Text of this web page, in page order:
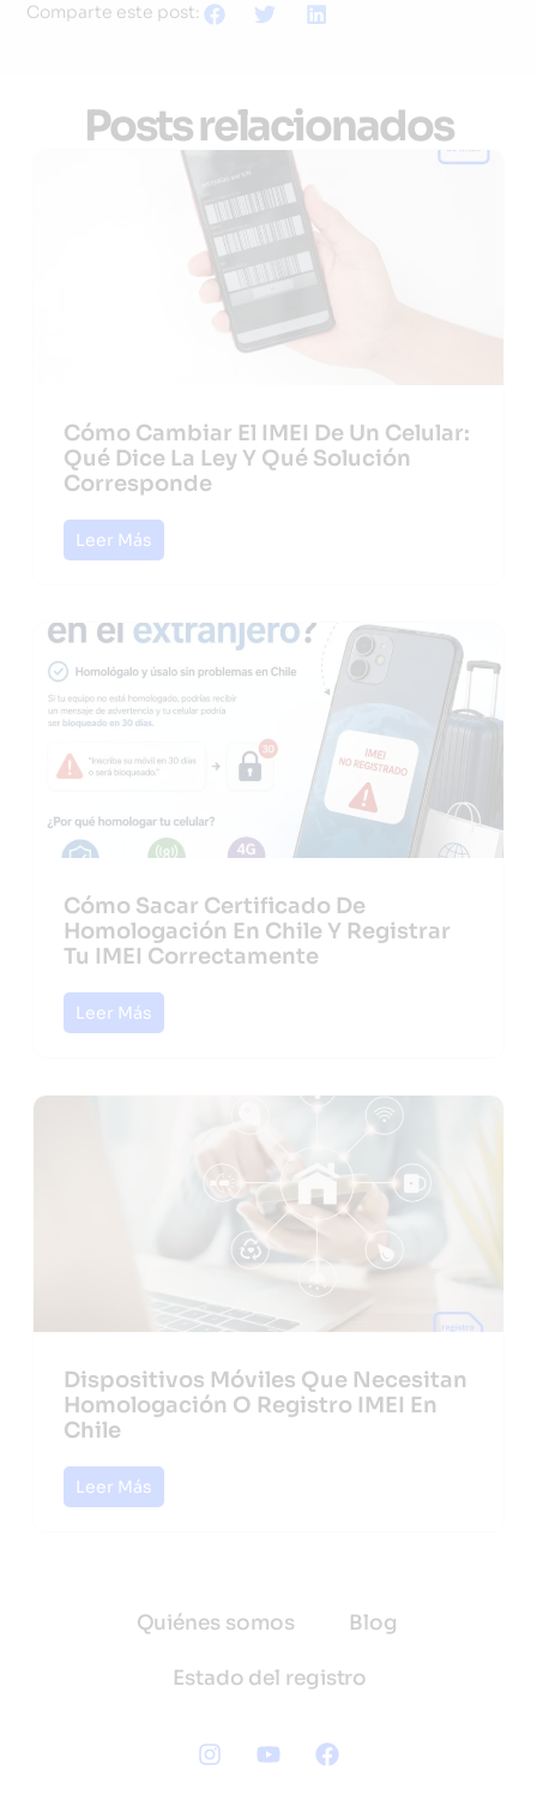
Comparte este post:
Posts relacionados
Cómo Cambiar El IMEI De Un Celular:
Qué Dice La Ley Y Qué Solución
Corresponde
Leer Más
Cómo Sacar Certificado De
Homologación En Chile Y Registrar
Tu IMEI Correctamente
Leer Más
Dispositivos Móviles Que Necesitan
Homologación O Registro IMEI En
Chile
Leer Más
Quiénes somos Blog
Estado del registro